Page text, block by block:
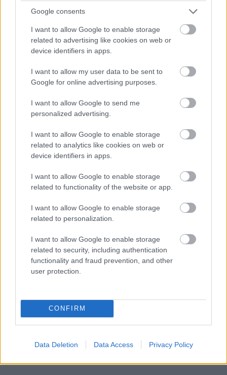
Google consents
I want to allow Google to enable storage
related to advertising like cookies on web or
device identifiers in apps.
I want to allow my user data to be sent to
Google for online advertising purposes.
I want to allow Google to send me
personalized advertising.
I want to allow Google to enable storage
related to analytics like cookies on web or
device identifiers in apps.
I want to allow Google to enable storage
related to functionality of the website or app.
I want to allow Google to enable storage
related to personalization.
I want to allow Google to enable storage
related to security, including authentication
functionality and fraud prevention, and other
user protection.
CONFIRM
Data Deletion Data Access Privacy Policy